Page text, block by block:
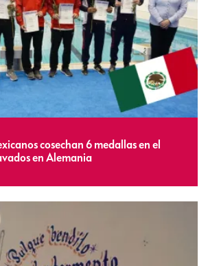
cosechan 6 medallas en el
en Alemania